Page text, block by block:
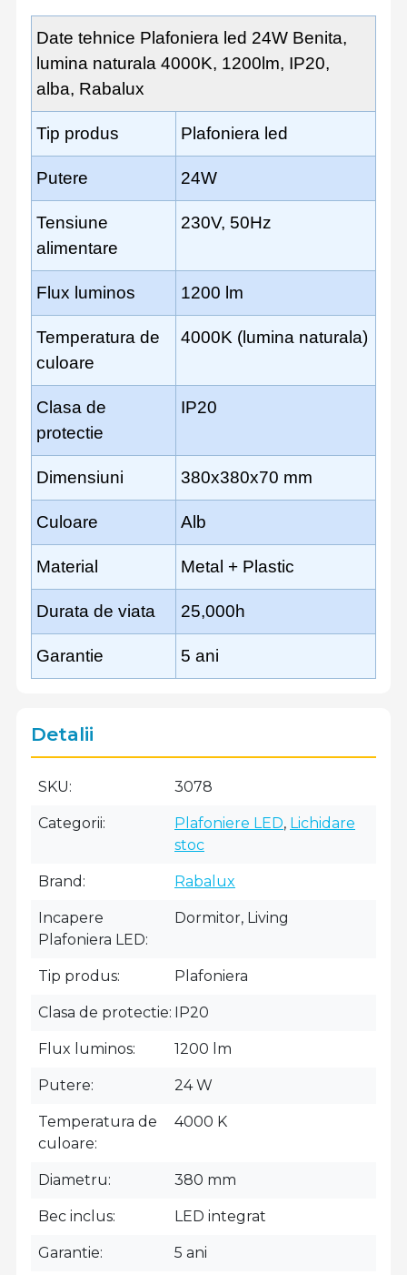
Date tehnice Plafoniera led 24W Benita,
lumina naturala 4000K, 1200lm, IP20,
alba, Rabalux
Tip produs Plafoniera led
Putere 24W
Tensiune
alimentare
230V, 50Hz
Flux luminos 1200 lm
Temperatura de
culoare
4000K (lumina naturala)
Clasa de
protectie
IP20
Dimensiuni 380x380x70 mm
Culoare Alb
Material Metal + Plastic
Durata de viata 25,000h
Garantie 5 ani
Detalii
SKU 3078
Categorii Plafoniere LED, Lichidare
stoc
Brand Rabalux
Incapere
Plafoniera LED
Dormitor, Living
Tip produs Plafoniera
Clasa de protectie IP20
Flux luminos 1200 lm
Putere 24 W
Temperatura de
culoare
4000 K
Diametru 380 mm
Bec inclus LED integrat
Garantie 5 ani